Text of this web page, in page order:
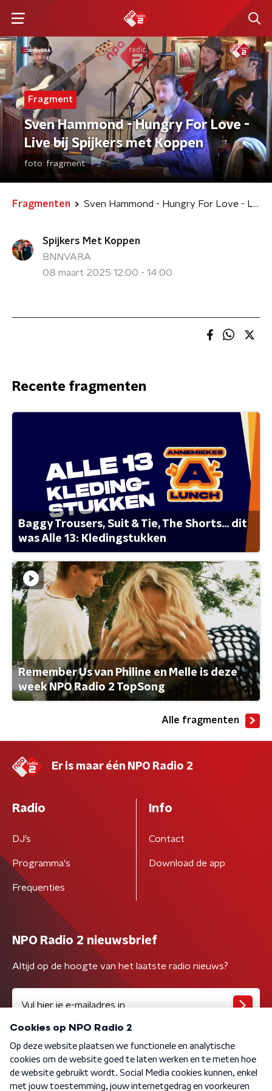
Fragment
Sven Hammond - Hungry For Love -
Live bij Spijkers met Koppen
foto: fragment
Fragmenten Sven Hammond - Hungry For Love - Live bij Spijkers met Koppen
Spijkers Met Koppen
BNNVARA
08 maart 2025 12:00 - 14:00
Recente fragmenten
Baggy Trousers, Suit & Tie, The Shorts... dit
was Alle 13: Kledingstukken
Remember Us van Philine en Melle is deze
week NPO Radio 2 TopSong
Alle fragmenten
Er is maar één NPO Radio 2
Radio
DJ’s
Programma's
Frequenties
Info
Contact
Download de app
NPO Radio 2 nieuwsbrief
Altijd op de hoogte van het laatste radio nieuws?
Algemene voorwaarden